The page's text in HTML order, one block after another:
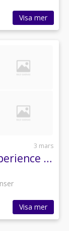
Visa mer
3 mars
Skoda Yeti 1.2 TSI 105 Hk Experience AUT 11900 Mil
Visa mer